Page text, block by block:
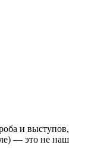
и выступов,
— это не наш